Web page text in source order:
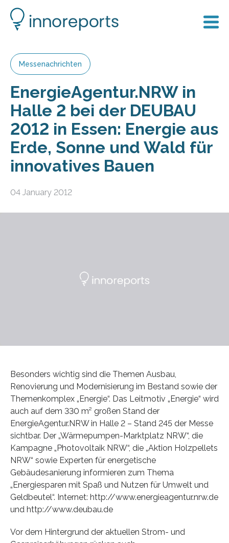
Messenachrichten
EnergieAgentur.NRW in
Halle 2 bei der DEUBAU
2012 in Essen: Energie aus
Erde, Sonne und Wald für
innovatives Bauen
04 January 2012
Besonders wichtig sind die Themen Ausbau,
Renovierung und Modernisierung im Bestand sowie der
Themenkomplex „Energie“. Das Leitmotiv „Energie“ wird
auch auf dem 330 m² großen Stand der
EnergieAgentur.NRW in Halle 2 – Stand 245 der Messe
sichtbar. Der „Wärmepumpen-Marktplatz NRW“, die
Kampagne „Photovoltaik NRW“, die „Aktion Holzpellets
NRW“ sowie Experten für energetische
Gebäudesanierung informieren zum Thema
„Energiesparen mit Spaß und Nutzen für Umwelt und
Geldbeutel“. Internet: http://www.energieagentur.nrw.de
und http://www.deubau.de
Vor dem Hintergrund der aktuellen Strom- und